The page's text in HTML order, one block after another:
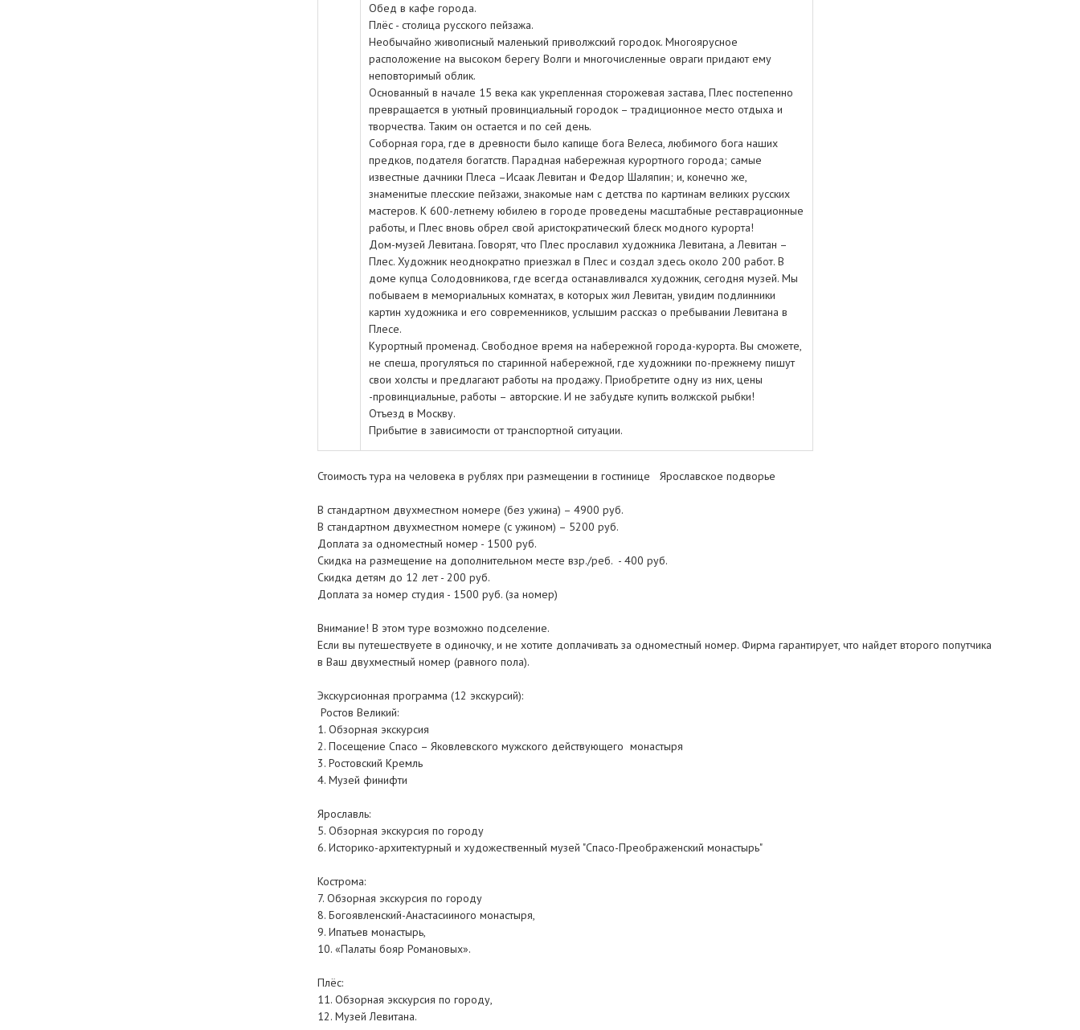
Обед в кафе города.
Плёс - столица русского пейзажа.
Необычайно живописный маленький приволжский городок. Многоярусное
расположение на высоком берегу Волги и многочисленные овраги придают ему
неповторимый облик.
Основанный в начале 15 века как укрепленная сторожевая застава, Плес постепенно
превращается в уютный провинциальный городок – традиционное место отдыха и
творчества. Таким он остается и по сей день.
Соборная гора, где в древности было капище бога Велеса, любимого бога наших
предков, подателя богатств. Парадная набережная курортного города; самые
известные дачники Плеса –Исаак Левитан и Федор Шаляпин; и, конечно же,
знаменитые плесские пейзажи, знакомые нам с детства по картинам великих русских
мастеров. К 600-летнему юбилею в городе проведены масштабные реставрационные
работы, и Плес вновь обрел свой аристократический блеск модного курорта!
Дом-музей Левитана. Говорят, что Плес прославил художника Левитана, а Левитан –
Плес. Художник неоднократно приезжал в Плес и создал здесь около 200 работ. В
доме купца Солодовникова, где всегда останавливался художник, сегодня музей. Мы
побываем в мемориальных комнатах, в которых жил Левитан, увидим подлинники
картин художника и его современников, услышим рассказ о пребывании Левитана в
Плесе.
Курортный променад. Свободное время на набережной города-курорта. Вы сможете,
не спеша, прогуляться по старинной набережной, где художники по-прежнему пишут
свои холсты и предлагают работы на продажу. Приобретите одну из них, цены
-провинциальные, работы – авторские. И не забудьте купить волжской рыбки!
Отъезд в Москву.
Прибытие в зависимости от транспортной ситуации.
Стоимость тура на человека в рублях при размещении в гостинице Ярославское подворье
В стандартном двухместном номере (без ужина) – 4900 руб.
В стандартном двухместном номере (с ужином) – 5200 руб.
Доплата за одноместный номер - 1500 руб.
Скидка на размещение на дополнительном месте взр./реб. - 400 руб.
Скидка детям до 12 лет - 200 руб.
Доплата за номер студия - 1500 руб. (за номер)
Внимание! В этом туре возможно подселение.
Если вы путешествуете в одиночку, и не хотите доплачивать за одноместный номер. Фирма гарантирует, что найдет второго попутчика
в Ваш двухместный номер (равного пола).
Экскурсионная программа (12 экскурсий):
Ростов Великий:
1. Обзорная экскурсия
2. Посещение Спасо – Яковлевского мужского действующего монастыря
3. Ростовский Кремль
4. Музей финифти
Ярославль:
5. Обзорная экскурсия по городу
6. Историко-архитектурный и художественный музей "Спасо-Преображенский монастырь"
Кострома:
7. Обзорная экскурсия по городу
8. Богоявленский-Анастасииного монастыря,
9. Ипатьев монастырь,
10. «Палаты бояр Романовых».
Плёс:
11. Обзорная экскурсия по городу,
12. Музей Левитана.